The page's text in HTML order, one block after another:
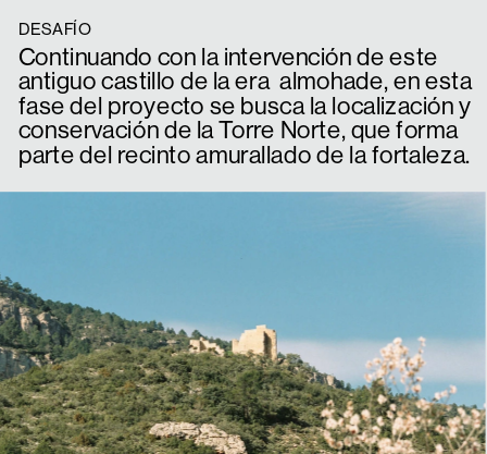
DESAFÍO
Continuando con la intervención de este
antiguo castillo de la era  almohade, en esta
fase del proyecto se busca la localización y
conservación de la Torre Norte, que forma
parte del recinto amurallado de la fortaleza.